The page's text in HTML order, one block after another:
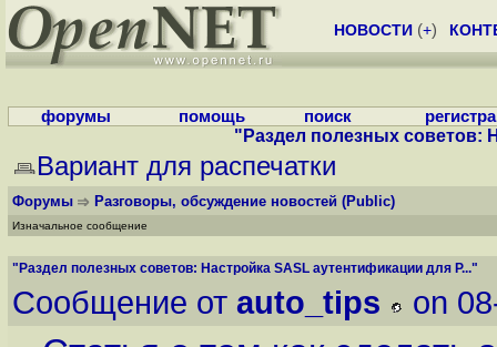
НОВОСТИ (+)
форумы помощь поиск
"Раздел полезных советов:
Вариант для распечатки
Форумы Разговоры, обсуждение новостей (Public)
Изначальное сообщение
"Раздел полезных советов: Настройка SASL аутентификации для P..."
Сообщение от auto_tips on